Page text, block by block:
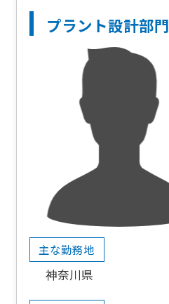
プラント設計部門
主な勤務地
神奈川県